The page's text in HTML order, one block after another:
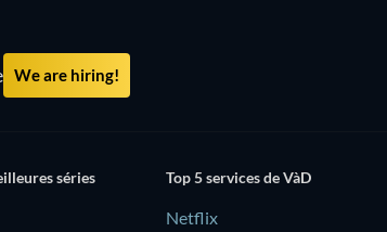
We are hiring!
séries Top 5 services de VàD
Netflix